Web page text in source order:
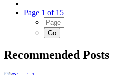
Page 1 of 15
Recommended Posts